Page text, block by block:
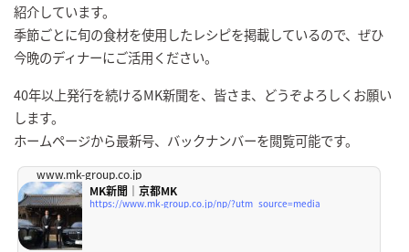
紹介しています。
季節ごとに旬の食材を使用したレシピを掲載しているので、ぜひ
今晩のディナーにご活用ください。
40年以上発行を続けるMK新聞を、皆さま、どうぞよろしくお願い
します。
ホームページから最新号、バックナンバーを閲覧可能です。
www.mk-group.co.jp
MK新聞｜京都MK
https://www.mk-group.co.jp/np/?utm_source=media